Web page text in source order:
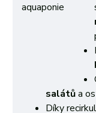
salátůa
Díky